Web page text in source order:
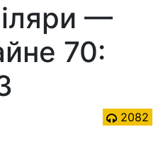
—
70:
2082